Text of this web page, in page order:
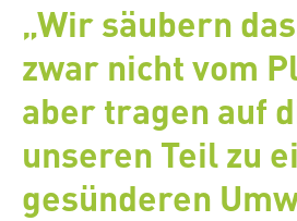
„Wir säubern
zwar nicht vom
aber tragen auf
unseren Teil zu
gesünderen